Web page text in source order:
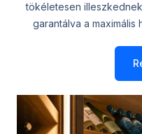
tökéletesen
garantálva a